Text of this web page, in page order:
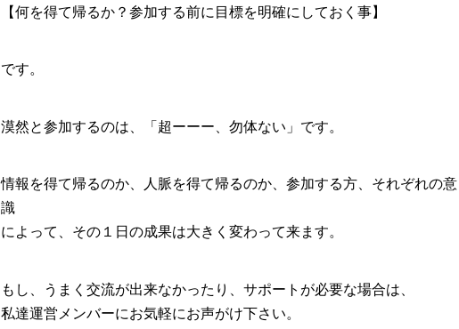
【何を得て帰るか？参加する前に目標を明確にしておく事】
です。
漠然と参加するのは、「超ーーー、勿体ない」です。
情報を得て帰るのか、人脈を得て帰るのか、参加する方、それぞれの意
識
によって、その１日の成果は大きく変わって来ます。
もし、うまく交流が出来なかったり、サポートが必要な場合は、
私達運営メンバーにお気軽にお声がけ下さい。